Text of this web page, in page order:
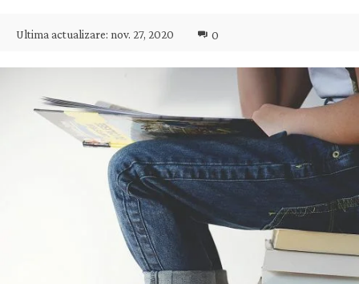
Ultima actualizare: nov. 27, 2020 0